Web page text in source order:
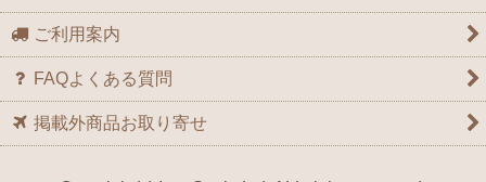
ご利用案内
FAQよくある質問
掲載外商品お取り寄せ